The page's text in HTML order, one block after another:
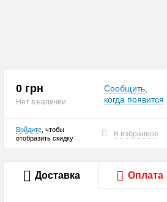
0 грн
Нет в наличии
Сообщить,
когда появится
Войдите , чтобы
отобразить скидку
В избранное
Доставка Оплата